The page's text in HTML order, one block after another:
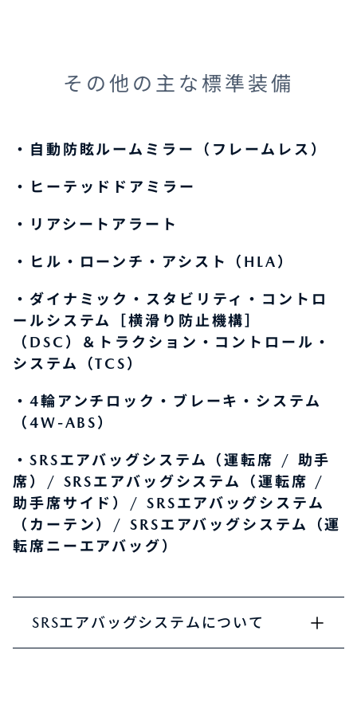
その他の主な標準装備
・自動防眩ルームミラー（フレームレス）
・ヒーテッドドアミラー
・リアシートアラート
・ヒル・ローンチ・アシスト（HLA）
・ダイナミック・スタビリティ・コントロ
ールシステム［横滑り防止機構］
（DSC）＆トラクション・コントロール・
システム（TCS）
・4輪アンチロック・ブレーキ・システム
（4W-ABS）
・SRSエアバッグシステム（運転席 / 助手
席）/ SRSエアバッグシステム（運転席 /
助手席サイド）/ SRSエアバッグシステム
（カーテン）/ SRSエアバッグシステム（運
転席ニーエアバッグ）
SRSエアバッグシステムについて